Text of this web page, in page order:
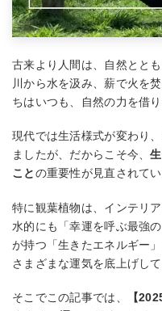
古来より人間は、自然とと
川から水を汲み、薪で火を
ちはいつも、自然の力を借
現代では生活様式が変わり
ましたが、だからこそ今、
ことの重要性が見直されてい
特に観葉植物は、インテリ
水的にも「幸運を呼ぶ最強
が持つ「生きたエネルギー
さまざまな運気を底上げして
そこでこの記事では、
【